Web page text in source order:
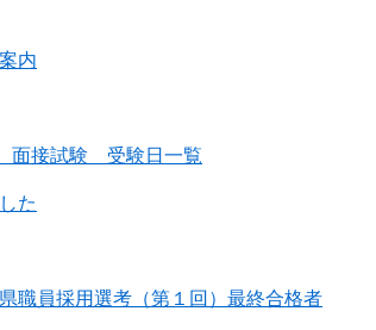
内
面接試験 受験日一覧
た
職員採用選考（第１回）最終合格者